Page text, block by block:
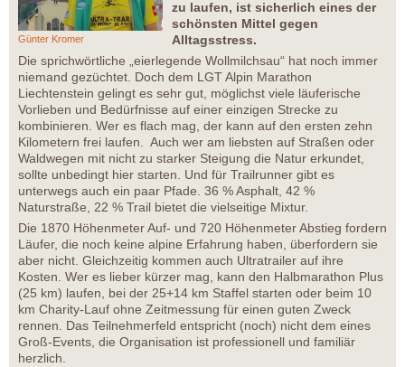
Günter Kromer
zu laufen, ist sicherlich eines der
schönsten Mittel gegen
Alltagsstress.
Die sprichwörtliche „eierlegende Wollmilchsau“ hat noch immer
niemand gezüchtet. Doch dem LGT Alpin Marathon
Liechtenstein gelingt es sehr gut, möglichst viele läuferische
Vorlieben und Bedürfnisse auf einer einzigen Strecke zu
kombinieren. Wer es flach mag, der kann auf den ersten zehn
Kilometern frei laufen. Auch wer am liebsten auf Straßen oder
Waldwegen mit nicht zu starker Steigung die Natur erkundet,
sollte unbedingt hier starten. Und für Trailrunner gibt es
unterwegs auch ein paar Pfade. 36 % Asphalt, 42 %
Naturstraße, 22 % Trail bietet die vielseitige Mixtur.
Die 1870 Höhenmeter Auf- und 720 Höhenmeter Abstieg fordern
Läufer, die noch keine alpine Erfahrung haben, überfordern sie
aber nicht. Gleichzeitig kommen auch Ultratrailer auf ihre
Kosten. Wer es lieber kürzer mag, kann den Halbmarathon Plus
(25 km) laufen, bei der 25+14 km Staffel starten oder beim 10
km Charity-Lauf ohne Zeitmessung für einen guten Zweck
rennen. Das Teilnehmerfeld entspricht (noch) nicht dem eines
Groß-Events, die Organisation ist professionell und familiär
herzlich.